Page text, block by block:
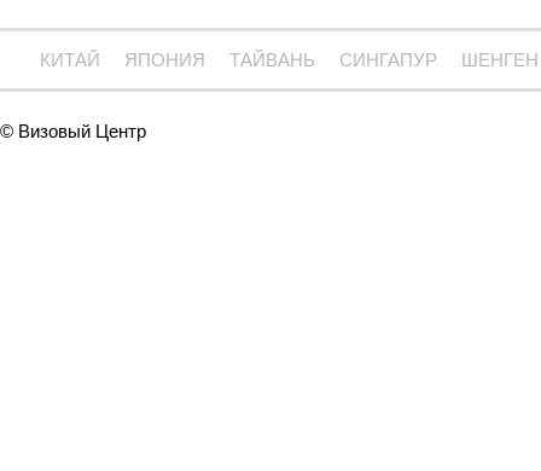
КИТАЙ ЯПОНИЯ ТАЙВАНЬ СИНГАПУР ШЕНГЕН
© Визовый Центр